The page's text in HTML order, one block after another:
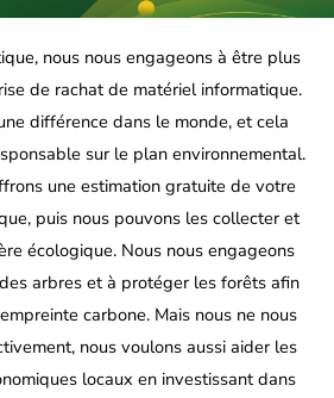
nous nous engageons à être plus
de rachat de matériel informatique.
différence dans le monde, et cela
sur le plan environnemental.
une estimation gratuite de votre
puis nous pouvons les collecter et
écologique. Nous nous engageons
arbres et à protéger les forêts afin
carbone. Mais nous ne nous
nous voulons aussi aider les
locaux en investissant dans